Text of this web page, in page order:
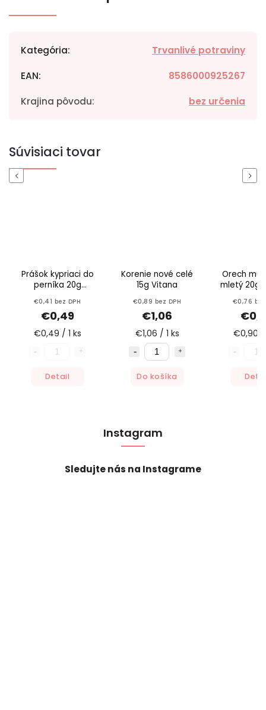
Kategória: Trvanlivé potraviny
EAN: 8586000925267
Krajina pôvodu: bez určenia
Súvisiaci tovar
Previous
Prášok kypriaci do
perníka 20g
€0,41 bez DPH
€0,49
€0,49 / 1 ks
Detail
Korenie nové celé
15g Vitana
€0,89 bez DPH
€1,06
€1,06 / 1 ks
Do košíka
Orech
mletý 20g
€0,76 bez
€0,90 /
Next
Instagram
Sledujte nás na Instagrame